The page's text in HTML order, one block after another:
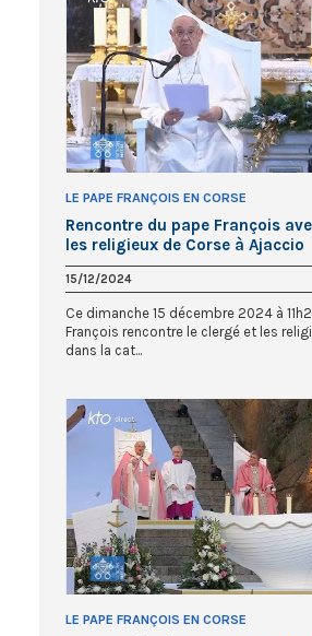
LE PAPE FRANÇOIS EN CORSE
Rencontre du pape François
les religieux de Corse à Ajaccio
15/12/2024
Ce dimanche 15 décembre 2024 à
François rencontre le clergé et les
dans la cat...
LE PAPE FRANÇOIS EN CORSE